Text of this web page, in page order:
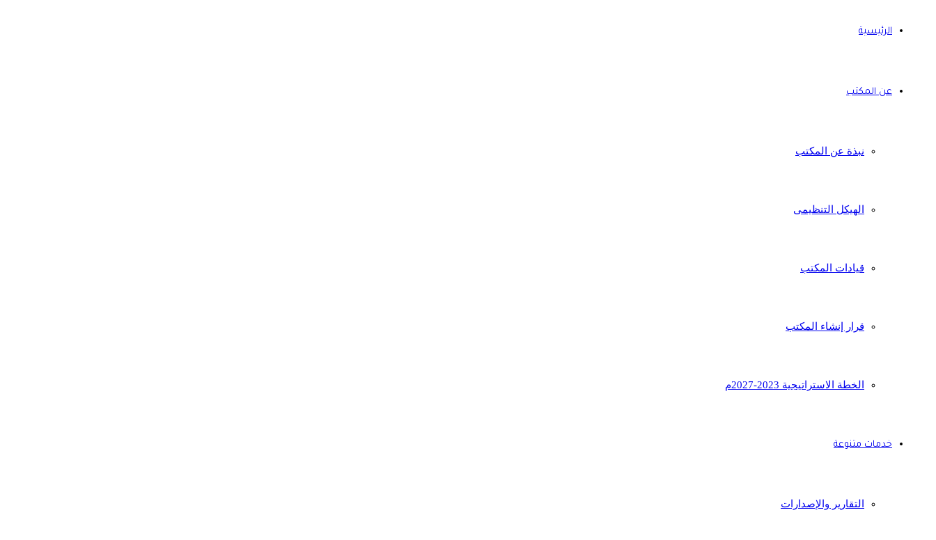
الرئيسية
عن المكتب
نبذة عن المكتب
الهيكل التنظيمى
قيادات المكتب
قرار إنشاء المكتب
الخطة الاستراتيجية 2023-2027م
خدمات متنوعة
التقارير والإصدارات